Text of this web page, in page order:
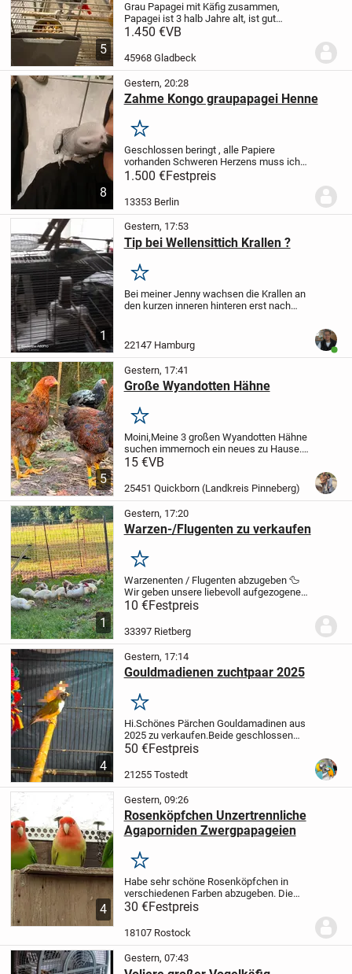
5
Grau Papagei mit Käfig zusammen,
Papagei ist 3 halb Jahre alt, ist gut
gepflegt, können sich gerne anschauen.
1.450 €VB
45968 Gladbeck
8
Gestern, 20:28
Zahme Kongo graupapagei Henne
Merken
Geschlossen beringt , alle Papiere
vorhanden Schweren Herzens muss ich
mich von meiner grau-Papageien Henne
trennen,.da ich ihr zeitlich nicht mehr
gerecht werde.Sie ist sehr lieb und
verschmust.Sie...
1.500 €Festpreis
13353 Berlin
1
Gestern, 17:53
Tip bei Wellensittich Krallen ?
Merken
Bei meiner Jenny wachsen die Krallen an
den kurzen inneren hinteren erst nach
macht sie es selber, nur diese merkt sie...
22147 Hamburg
5
Gestern, 17:41
Große Wyandotten Hähne
Merken
Moini,Meine 3 großen Wyandotten Hähne
suchen immernoch ein neues zu Hause.
Geschlüpft am 17.04.26 unter einer
blau gesäumtVia Nadel gegen ND
geimpft
15 €VB
25451 Quickborn (Landkreis Pinneberg)
1
Gestern, 17:20
Warzen-/Flugenten zu verkaufen
Merken
Warzenenten / Flugenten abzugeben 🦆
Wir geben unsere liebevoll aufgezogenen
Warzenenten (Flugenten) in gute Hände
Die Tiere sind 4 Wochen alt, gesund,
munter und entwickeln sich sehr gut.
10 €Festpreis
33397 Rietberg
4
Gestern, 17:14
Gouldmadienen zuchtpaar 2025
Merken
Hi.Schönes Pärchen Gouldamadinen aus
2025 zu verkaufen.Beide geschlossen
beringtEingespieltes Zuchtpaar
langsam aus der Mauser
abzugeben💶 Preis: 50 € für beide
50 €Festpreis
21255 Tostedt
4
Gestern, 09:26
Rosenköpfchen Unzertrennliche
Agaporniden Zwergpapageien
Merken
Habe sehr schöne Rosenköpfchen in
verschiedenen Farben abzugeben. Die
Vögel sind geschlossen beringt, und
zwischen drei und sechs Monate alt. Sie
werden in großen Gartenvolieren mit
30 €Festpreis
18107 Rostock
Gestern, 07:43